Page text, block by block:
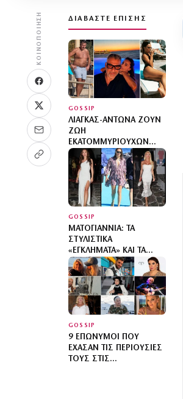
ΚΟΙΝΟΠΟΊΗΣΗ ΔΙΑΒΆΣΤΕ ΕΠΊΣΗΣ
GOSSIP
ΛΙΆΓΚΑΣ-ΑΝΤΩΝΆ ΖΟΥΝ
ΖΩΉ
ΕΚΑΤΟΜΜΥΡΙΟΎΧΩΝ
ΣΤΗ ΜΎΚΟΝΟ: ΠΙΣΊΝΕΣ,
ΧΛΙΔΉ ΚΑΙ ΦΑΓΗΤΌ ΣΕ
ΠΑΝΆΚΡΙΒΑ ΕΣΤΙΑΤΌΡΙΑ
GOSSIP
ΜΑΤΟΓΙΆΝΝΙΑ: ΤΑ
ΣΤΥΛΙΣΤΙΚΆ
«ΕΓΚΛΉΜΑΤΑ» ΚΑΙ ΤΑ
ΣΎΝΟΛΑ ΠΟΥ ΜΑΣ
ΈΒΓΑΛΑΝ ΤΑ ΜΆΤΙΑ –
ΜΌΝΟ ΤΡΕΙΣ ΠΉΡΑΝ 10
GOSSIP
9 ΕΠΏΝΥΜΟΙ ΠΟΥ
ΈΧΑΣΑΝ ΤΙΣ ΠΕΡΙΟΥΣΊΕΣ
ΤΟΥΣ ΣΤΙΣ